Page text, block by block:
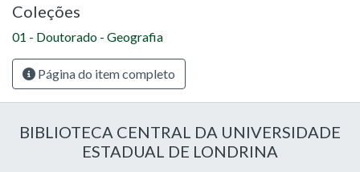
Coleções
01 - Doutorado - Geografia
Página do item completo
BIBLIOTECA CENTRAL DA UNIVERSIDADE
ESTADUAL DE LONDRINA